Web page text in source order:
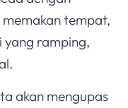
tempat,
yang ramping,
akan mengupas